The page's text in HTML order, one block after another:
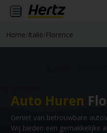
Home Italië Florence
Auto Huren
Geniet van betrouwbare
Wij bieden een gemakkelijke